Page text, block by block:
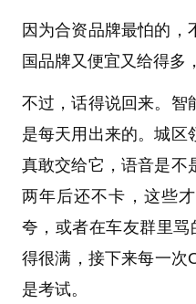
因为合资品牌最怕的，
国品牌又便宜又给得多
不过，话得说回来。智
是每天用出来的。城区
真敢交给它，语音是不
两年后还不卡，这些
夸，或者在车友群里
得很满，接下来每一次
是考试。